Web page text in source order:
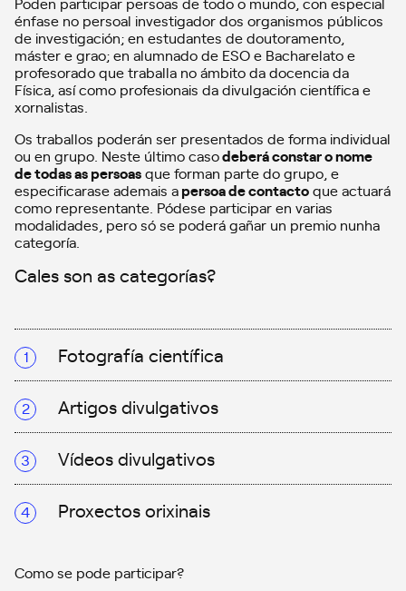
énfase no persoal investigador dos organismos públicos
de investigación; en estudantes de doutoramento,
máster e grao; en alumnado de ESO e Bacharelato e
profesorado que traballa no ámbito da docencia da
Física, así como profesionais da divulgación científica e
xornalistas.
Os traballos poderán ser presentados de forma individual
ou en grupo. Neste último casodeberá constar o nome
de todas as persoasque forman parte do grupo, e
especificarase ademais apersoa de contactoque actuará
como representante. Pódese participar en varias
modalidades, pero só se poderá gañar un premio nunha
categoría.
Cales son as categorías?
Fotografía científica
Artigos divulgativos
Vídeos divulgativos
Proxectos orixinais
Como se pode participar?